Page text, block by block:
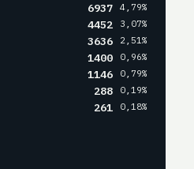
6937 4,79%
4452 3,07%
3636 2,51%
1400 0,96%
1146 0,79%
288 0,19%
261 0,18%